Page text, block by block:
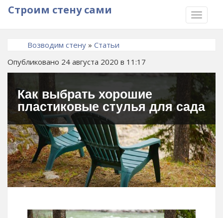
TOGGLE
Строим стену сами
Возводим стену » Статьи
Опубликовано 24 августа 2020 в 11:17
Как выбрать хорошие
пластиковые стулья для сада